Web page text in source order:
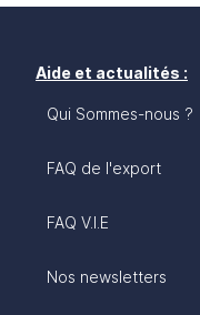
Aide et actualités :
Qui Sommes-nous ?
FAQ de l'export
FAQ V.I.E
Nos newsletters